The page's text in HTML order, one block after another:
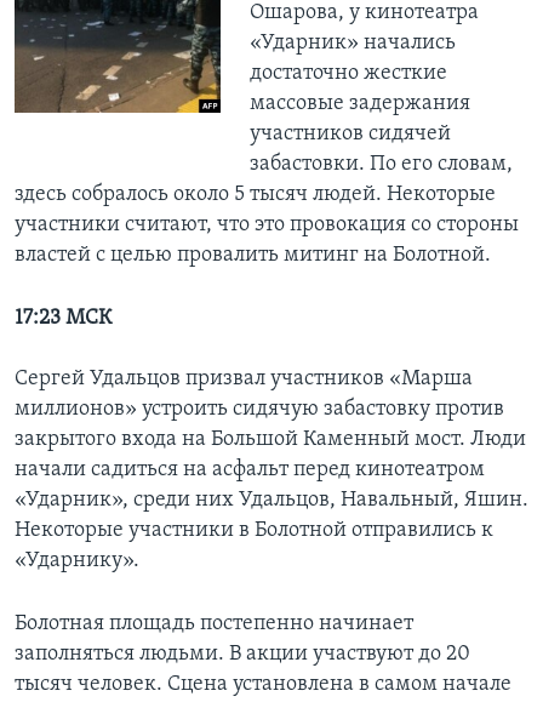
Ошарова, у кинотеатра
«Ударник» начались
достаточно жесткие
массовые задержания
участников сидячей
забастовки. По его словам,
здесь собралось около 5 тысяч людей. Некоторые
участники считают, что это провокация со стороны
властей с целью провалить митинг на Болотной.
17:23 МСК
Сергей Удальцов призвал участников «Марша
миллионов» устроить сидячую забастовку против
закрытого входа на Большой Каменный мост. Люди
начали садиться на асфальт перед кинотеатром
«Ударник», среди них Удальцов, Навальный, Яшин.
Некоторые участники в Болотной отправились к
«Ударнику».
Болотная площадь постепенно начинает
заполняться людьми. В акции участвуют до 20
тысяч человек. Сцена установлена в самом начале